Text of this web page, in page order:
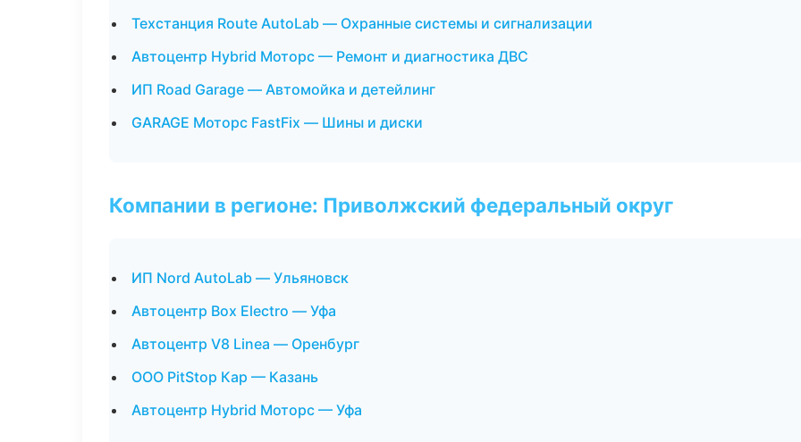
Техстанция Route AutoLab — Охранные системы и сигнализации
Автоцентр Hybrid Моторс — Ремонт и диагностика ДВС
ИП Road Garage — Автомойка и детейлинг
GARAGE Моторс FastFix — Шины и диски
Компании в регионе: Приволжский федеральный округ
ИП Nord AutoLab — Ульяновск
Автоцентр Box Electro — Уфа
Автоцентр V8 Linea — Оренбург
ООО PitStop Кар — Казань
Автоцентр Hybrid Моторс — Уфа